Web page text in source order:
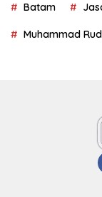
Batam
Muhammad